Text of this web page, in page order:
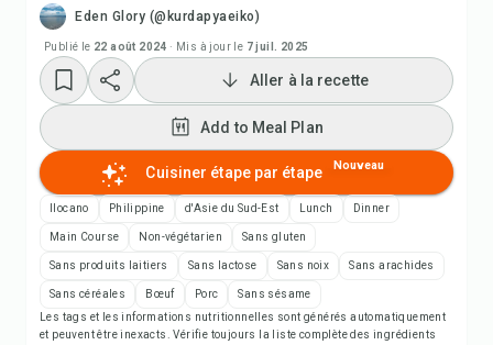
Eden Glory (@kurdapyaeiko)
Publié le 22 août 2024 · Mis à jour le 7 juil. 2025
Add to Shopping List
Notes de recette
Imprimer la recette
Enregistrer
Partager
Aller à la recette
Add to Meal Plan
Cuisiner étape par étape Nouveau
Ilocano Philippine d'Asie du Sud-Est Lunch Dinner
Main Course Non-végétarien Sans gluten
Sans produits laitiers Sans lactose Sans noix Sans arachides
Sans céréales Bœuf Porc
Sans sésame
Les tags et les informations nutritionnelles sont générés automatiquement
et peuvent être inexacts. Vérifie toujours la liste complète des ingrédients